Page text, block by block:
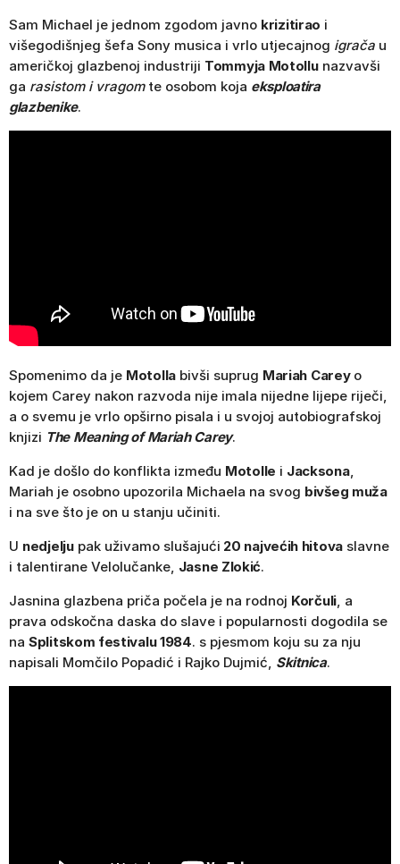
Sam Michael je jednom zgodom javno krizitirao i
višegodišnjeg šefa Sony musica i vrlo utjecajnog igrača u
američkoj glazbenoj industriji Tommyja Motollunazvavši
ga rasistom i vragomte osobom koja eksploatira
glazbenike.
Spomenimo da je Motollabivši suprug Mariah Careyo
kojem Carey nakon razvoda nije imala nijedne lijepe riječi,
a o svemu je vrlo opširno pisala i u svojoj autobiografskoj
knjizi TheMeaning of Mariah Carey.
Kad je došlo do konflikta između Motolle i Jacksona,
Mariah je osobno upozorila Michaela na svog bivšeg muža
i na sve što je on u stanju učiniti.
U nedjeljupak uživamo slušajući 20 najvećih hitovaslavne
i talentirane Velolučanke, Jasne Zlokić.
Jasnina glazbena priča počela je na rodnoj Korčuli, a
prava odskočna daska do slave i popularnosti dogodila se
na Splitskom festivalu 1984. s pjesmom koju su za nju
napisali Momčilo Popadić i Rajko Dujmić, Skitnica.